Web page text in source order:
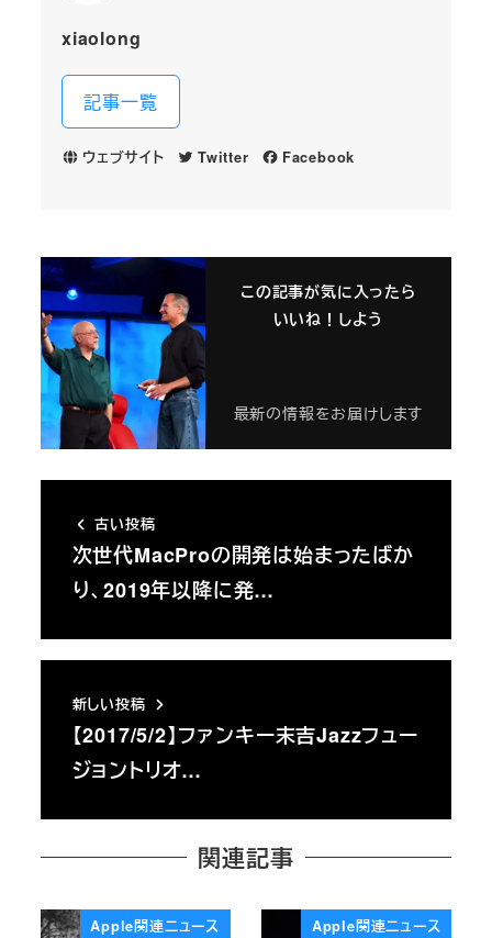
xiaolong
記事一覧
ウェブサイト Twitter Facebook
この記事が気に入ったら
いいね！しよう
最新の情報をお届けします
古い投稿
次世代MacProの開発は始まったばか
り、2019年以降に発…
新しい投稿
【2017/5/2】ファンキー末吉Jazzフュー
ジョントリオ…
関連記事
Apple関連ニュース Apple関連ニュース